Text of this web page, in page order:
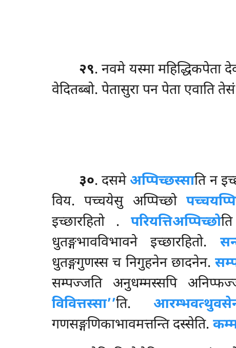
२९. नवमे यस्मा महिद्धिकपेता
वेदितब्बो. पेतासुरा पन पेता एवाति
३०. दसमे अप्पिच्छस्साति न
विय. पच्चयेसु अप्पिच्छो
इच्छारहितो . परियत्तिअप्पिच्छो
धुतङ्गभावविभावने इच्छारहितो.
धुतङ्गगुणस्स च निगुहनेन छादनेन.
सम्पज्जति अनुधम्मस्सपि
विवित्तस्सा’’ति.
गणसङ्गणिकाभावमत्तन्ति दस्सेति.